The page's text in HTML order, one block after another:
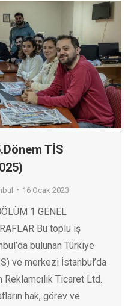
TİS
16 Ocak 2023
1 GENEL
Bu toplu iş
bulunan Türkiye
ve merkezi İstanbul’da
Reklamcılık Ticaret Ltd.
hak, görev ve